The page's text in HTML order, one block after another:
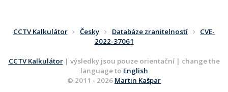
CCTV Kalkulátor Česky Databáze zranitelností
CVE-
2022-37061
CCTV Kalkulátor| výsledky jsou pouze orientační | change the
language to English
© 2011 - 2026 Martin Kašpar